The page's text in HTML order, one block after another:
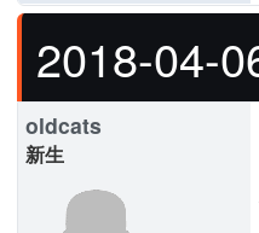
2018-04-
oldcats
新生